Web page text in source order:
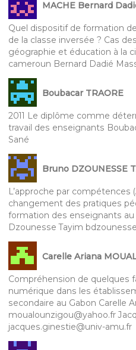
MACHE Bernard
Quel dispositif de formation
de la classe inversée ? Cas
géographie et éducation à la
cameroun Bernard Dadié
Boubacar TRAORE
2011 Le diplôme comme
travail des enseignants
Sané
Bruno DZOUNESSE
L’approche par compétences
changement des pratiques
formation des enseignants
Dzounesse Tayim
Carelle Ariana
Compréhension de quelques
numérique dans les
secondaire au Gabon Carelle
moualounzigou@yahoo.fr
jacques.ginestie@univ-amu.fr